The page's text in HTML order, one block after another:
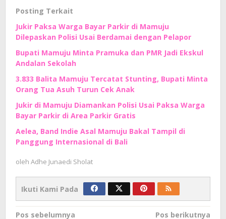
Posting Terkait
Jukir Paksa Warga Bayar Parkir di Mamuju
Dilepaskan Polisi Usai Berdamai dengan Pelapor
Bupati Mamuju Minta Pramuka dan PMR Jadi Ekskul
Andalan Sekolah
3.833 Balita Mamuju Tercatat Stunting, Bupati Minta
Orang Tua Asuh Turun Cek Anak
Jukir di Mamuju Diamankan Polisi Usai Paksa Warga
Bayar Parkir di Area Parkir Gratis
Aelea, Band Indie Asal Mamuju Bakal Tampil di
Panggung Internasional di Bali
oleh Adhe Junaedi Sholat
Ikuti Kami Pada
Pos sebelumnya Pos berikutnya